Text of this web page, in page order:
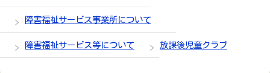
障害福祉サービス事業所について
障害福祉サービス等について 放課後児童クラブ